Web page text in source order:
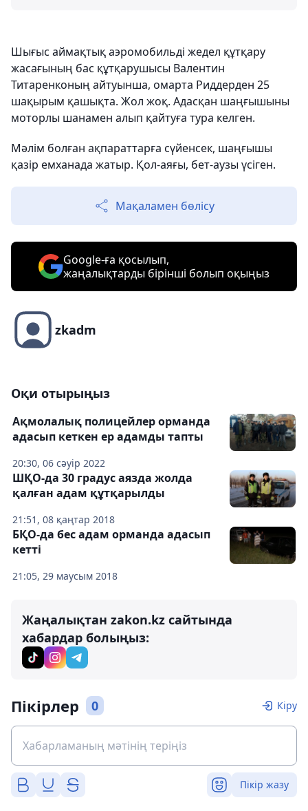
Шығыс аймақтық аэромобильді жедел құтқару
жасағының бас құтқарушысы Валентин
Титаренконың айтуынша, омарта Риддерден 25
шақырым қашықта. Жол жоқ. Адасқан шаңғышыны
моторлы шанамен алып қайтуға тура келген.
Мәлім болған ақпараттарға сүйенсек, шаңғышы
қазір емханада жатыр. Қол-аяғы, бет-аузы үсіген.
Мақаламен бөлісу
Google-ға қосылып,
жаңалықтарды бірінші болып оқыңыз
zkadm
Оқи отырыңыз
20:30, 06 сәуір 2022
Ақмолалық полицейлер орманда
адасып кеткен ер адамды тапты
21:51, 08 қаңтар 2018
ШҚО-да 30 градус аязда жолда
қалған адам құтқарылды
21:05, 29 маусым 2018
БҚО-да бес адам орманда адасып
кетті
Жаңалықтан zakon.kz сайтында
хабардар болыңыз:
Пікірлер 0 Кіру
Пікір жазу